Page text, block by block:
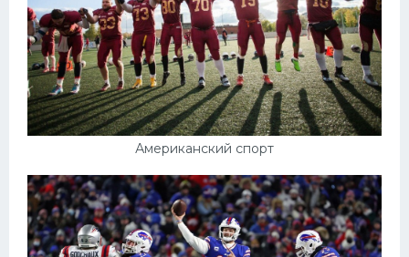
Американский спорт